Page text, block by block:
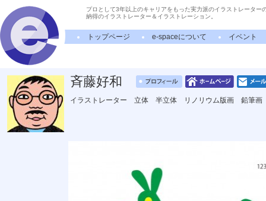
プロとして3年以上のキャリアをもった実力派のイラストレーター
納得のイラストレーター＆イラストレーション。
トップページ e-spaceについて イベント
斉藤好和
イラストレーター 立体 半立体 リノリウム版画 鉛筆画